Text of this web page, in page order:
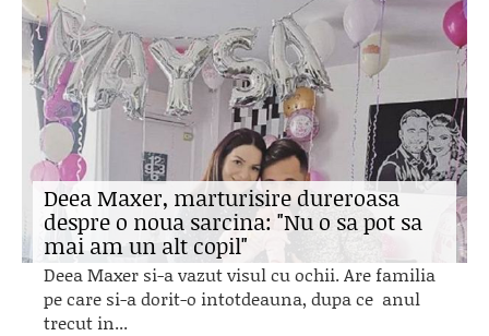
Deea Maxer, marturisire dureroasa
despre o noua sarcina: "Nu o sa pot sa
mai am un alt copil"
Deea Maxer si-a vazut visul cu ochii. Are familia
pe care si-a dorit-o intotdeauna, dupa ce anul
trecut in...